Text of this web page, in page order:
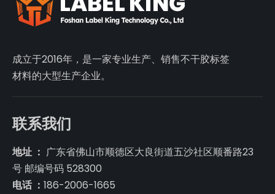
成立于2016年，是一家专业生产、销售不干胶标签
材料的大型生产企业。
联系我们
地址 ： 广东省佛山市顺德区大良街道五沙社区顺番路23
号 邮编号码 528300
电话 ： 186-2006-1665